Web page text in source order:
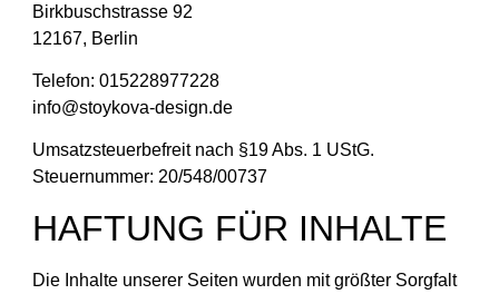
Birkbuschstrasse 92
12167, Berlin
Telefon: 015228977228
info@stoykova-design.de
Umsatzsteuerbefreit nach §19 Abs. 1 UStG.
Steuernummer: 20/548/00737
HAFTUNG FÜR INHALTE
Die Inhalte unserer Seiten wurden mit größter Sorgfalt